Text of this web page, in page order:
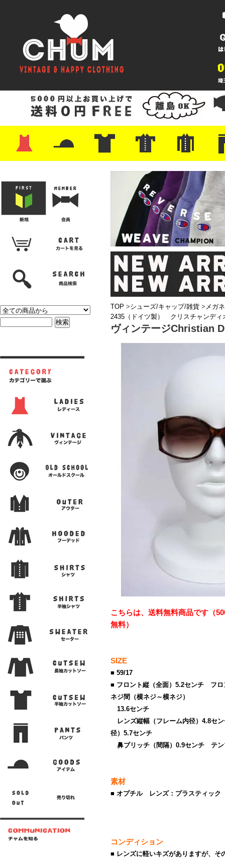
・レザーシューズ/スニーカー
・プリントTシャツ
・バンド/ツアー
・キャラクター
・Nike/adidas/スポーツ
・チャンピオン
・サーフ/スケート
・ボーダー/総柄/無地
・フットボール/リンガー
・タンクトップ/NBA・ポロシャツ
・半袖シャツ
・アロハ/サーフ/ボーリング
・ラルフ/ブランド
・無地/チェック/ストラ
・ワーク/ミリタリー/ウ
・ネル/ウール ・ショ
・アウ
・ジー
・
・ミリ
・コー
・コッ
・オー
・ジャ
ン
TOP >シューズ/キャップ/雑貨 > メガ
2435（ドイツ製） クリスチャンディ
ヴィンテージChristian
こちらは、送料無料商品です（
無料）
SIZE
■ 59/17
■ フロント縦（全面）5.2センチ フ
ネジ間（横ネジ～横ネジ）
13.6センチ
レンズ縦幅（フレーム内径）4.8セ
径）5.7センチ
鼻ブリッチ（間隔）0.9センチ テン
素材
■ オプチル レンズ：プラスティック
コンディション
■ レンズに軽いキズがありますが、そ